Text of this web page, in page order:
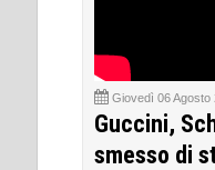
Giovedì 06 Agosto
Guccini,
smesso di